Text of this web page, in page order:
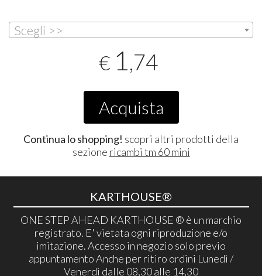
Scegli >>
€ 1,74
Acquista
Continua lo shopping! scopri altri prodotti della
sezione ricambi tm 60 mini
KARTHOUSE®
ONE STEP AHEAD KARTHOUSE ® è un marchio
registrato. E' vietata ogni riproduzione e/o
imitazione. Accesso in negozio solo previo
appuntamento Anche per ritiro ordini Lunedì /
Venerdì dalle 08,30 alle 14,30